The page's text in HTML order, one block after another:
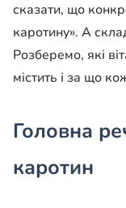
сказати, що
каротину». А
Розберемо, які
містить і за що
Головна
каротин